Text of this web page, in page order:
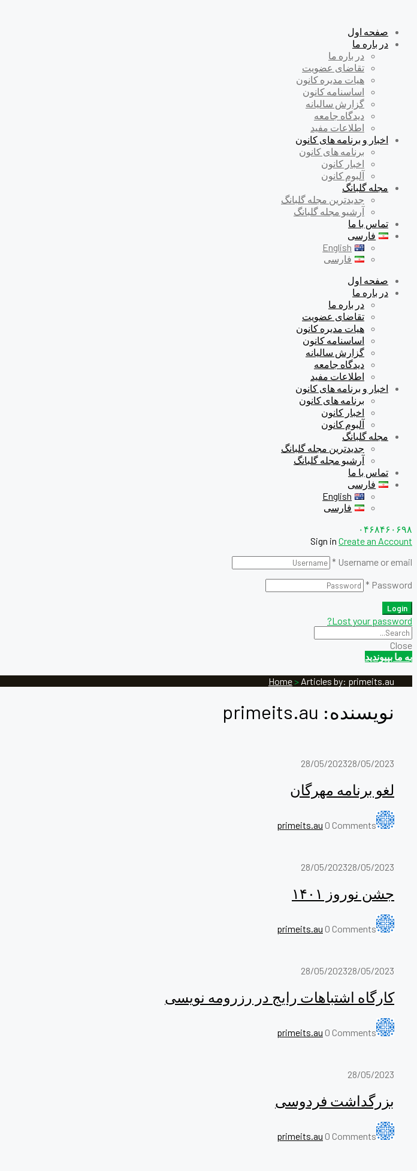
صفحه اول
در باره ما
در باره ما
تقاضای عضویت
هیات مدیره کانون
اساسنامه کانون
گزارش سالیانه
دیدگاه جامعه
اطلاعات مفید
اخبار و برنامه های کانون
برنامه های کانون
اخبار کانون
آلبوم کانون
مجله گلبانگ
جدیدترین مجله گلبانگ
آرشیو مجله گلبانگ
تماس با ما
فارسی
English
فارسی
صفحه اول
در باره ما
در باره ما
تقاضای عضویت
هیات مدیره کانون
اساسنامه کانون
گزارش سالیانه
دیدگاه جامعه
اطلاعات مفید
اخبار و برنامه های کانون
برنامه های کانون
اخبار کانون
آلبوم کانون
مجله گلبانگ
جدیدترین مجله گلبانگ
آرشیو مجله گلبانگ
تماس با ما
فارسی
English
فارسی
۰۴۶۸۴۶۰۶۹۸
Sign in Create an Account
Username or email
*
Password
*
Login
Lost your password?
Close
به ما بپیوندید
Home> Articles by: primeits.au
نویسنده: primeits.au
28/05/202328/05/2023
لغو برنامه مهرگان
primeits.au 0 Comments
28/05/202328/05/2023
جشن نوروز ۱۴۰۱
primeits.au 0 Comments
28/05/202328/05/2023
کارگاه اشتباهات رایج در رزرومه نویسی
primeits.au 0 Comments
28/05/2023
بزرگداشت فردوسی
primeits.au 0 Comments